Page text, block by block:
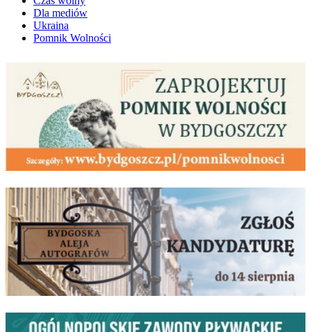
Dla mediów
Ukraina
Pomnik Wolności